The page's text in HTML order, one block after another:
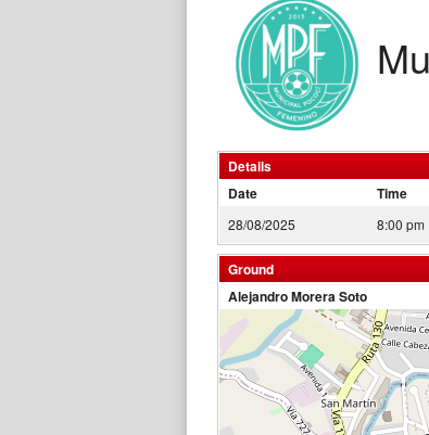
Details
Date
Time
28/08/2025 8:00 pm
Ground
Alejandro Morera Soto